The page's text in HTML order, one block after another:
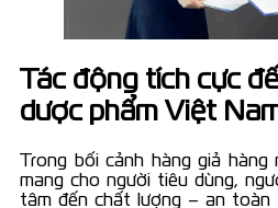
Tác động tích cực
dược phẩm Việt
Trong bối cảnh hàng giả
mang cho người tiêu dùng,
tâm đến chất lượng – an toàn